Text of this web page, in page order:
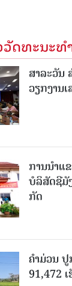
ວັດທະນະທ
ສາລະວັນ
ວຽກງານ
ການນຳແ
ບໍ​ລິ​ສັດຊີມັ
ກັດ
ຄໍາມ່ວນ
91,472